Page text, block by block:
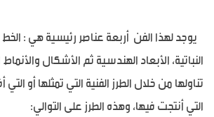
يوجد لهذا الفن أربعة عناصر رئيسية هي : الخط
النباتية، الأبعاد الهندسية ثم الأشكال والأنماط
تناولها من خلال الطرز الفنية التي تمثلها أو التي
التي أنتجت فيها، وهذه الطرز على التوالي: